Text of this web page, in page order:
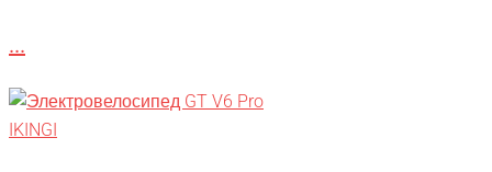
...
IKINGI